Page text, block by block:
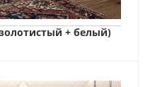
+ белый)